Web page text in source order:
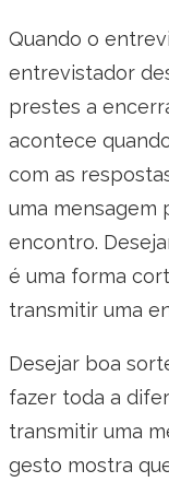
Quando o
entrevistador
prestes a
acontece
com as
uma mensagem
encontro.
é uma forma
transmitir uma
Desejar boa
fazer toda a
transmitir uma
gesto mostra